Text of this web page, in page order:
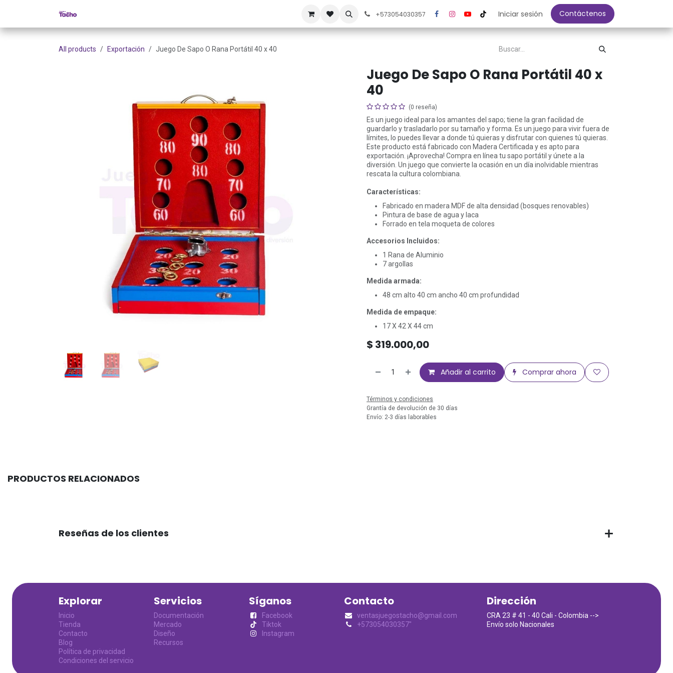
Ofertas +573054030357 Iniciar sesión Contáctenos
All products Exportación Juego De Sapo O Rana Portátil 40 x 40
Juego De Sapo O Rana Portátil 40 x
40
(0 reseña)
Es un juego ideal para los amantes del sapo; tiene la gran facilidad de
guardarlo y trasladarlo por su tamaño y forma. Es un juego para vivir fuera de
límites, lo puedes llevar a donde tú quieras y disfrutar con quienes tú quieras.
Este producto está fabricado con Madera Certificada y es apto para
exportación. ¡Aprovecha! Compra en línea tu sapo portátil y únete a la
diversión. Un juego que convierte la ocasión en un día inolvidable mientras
rescata la cultura colombiana.
Características:
Fabricado en madera MDF de alta densidad (bosques renovables)
Pintura de base de agua y laca
Forrado en tela moqueta de colores
Accesorios Incluidos:
1 Rana de Aluminio
7 argollas
Medida armada:
48 cm alto 40 cm ancho 40 cm profundidad
Medida de empaque:
17 X 42 X 44 cm
$ 319.000,00
Añadir al carrito Comprar ahora
Términos y condiciones
Grantía de devolución de 30 días
Envío: 2-3 días laborables
PRODUCTOS RELACIONADOS
Reseñas de los clientes
Explorar
Inicio
Tienda
Contacto
Blog
Política de privacidad
Condiciones del servicio
Servicios
Documentación
Mercado
Diseño
Recursos
Síganos
Facebook
Tiktok
Instagram
Contacto
ventasjuegostacho@gmail.com
+573054030357"
Dirección
CRA 23 # 41 - 40 Cali - Colombia -->
Envío solo Nacionales